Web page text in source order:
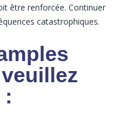
être renforcée. Continuer
catastrophiques.